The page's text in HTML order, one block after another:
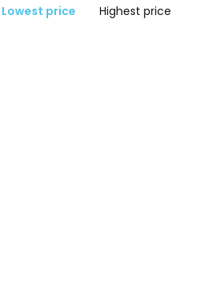
Lowest price Highest price